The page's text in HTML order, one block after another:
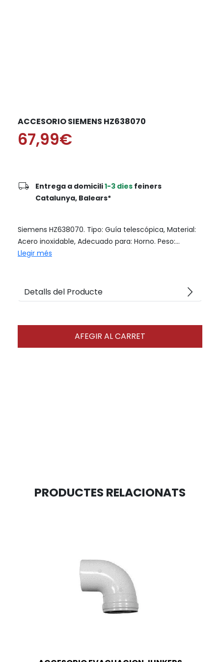
ACCESORIO SIEMENS HZ638070
67,99€
local_shipping Entrega a domicili1-3 dies feiners
Catalunya, Balears*
Siemens HZ638070. Tipo: Guía telescópica, Material:
Acero inoxidable, Adecuado para: Horno. Peso:...
Llegir més
Detalls del Producte arrow_forward_ios
AFEGIR AL CARRET
PRODUCTES RELACIONATS